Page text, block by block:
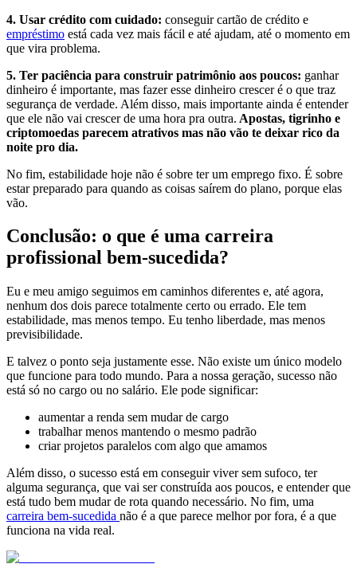
4. Usar crédito com cuidado: conseguir cartão de crédito e
empréstimo está cada vez mais fácil e até ajudam, até o momento em
que vira problema.
5. Ter paciência para construir patrimônio aos poucos: ganhar
dinheiro é importante, mas fazer esse dinheiro crescer é o que traz
segurança de verdade. Além disso, mais importante ainda é entender
que ele não vai crescer de uma hora pra outra. Apostas, tigrinho e
criptomoedas parecem atrativos mas não vão te deixar rico da
noite pro dia.
No fim, estabilidade hoje não é sobre ter um emprego fixo. É sobre
estar preparado para quando as coisas saírem do plano, porque elas
vão.
Conclusão: o que é uma carreira
profissional bem-sucedida?
Eu e meu amigo seguimos em caminhos diferentes e, até agora,
nenhum dos dois parece totalmente certo ou errado. Ele tem
estabilidade, mas menos tempo. Eu tenho liberdade, mas menos
previsibilidade.
E talvez o ponto seja justamente esse. Não existe um único modelo
que funcione para todo mundo. Para a nossa geração, sucesso não
está só no cargo ou no salário. Ele pode significar:
aumentar a renda sem mudar de cargo
trabalhar menos mantendo o mesmo padrão
criar projetos paralelos com algo que amamos
Além disso, o sucesso está em conseguir viver sem sufoco, ter
alguma segurança, que vai ser construída aos poucos, e entender que
está tudo bem mudar de rota quando necessário. No fim, uma
carreira bem-sucedida não é a que parece melhor por fora, é a que
funciona na vida real.